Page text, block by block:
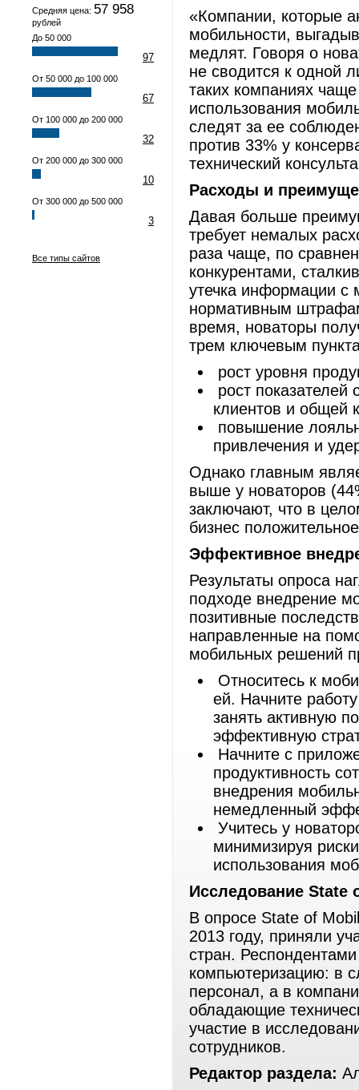
Средняя цена: 57 958
рублей
До 50 000
97
От 50 000 до 100 000
67
От 100 000 до 200 000
32
От 200 000 до 300 000
10
От 300 000 до 500 000
3
Все типы сайтов
«Компании, которые
мобильности,
медлят. Говоря о
не сводится к одной
таких компаниях
использования
следят за ее
против 33% у
технический
Расходы и
Давая больше
требует немалых
раза чаще, по
конкурентами,
утечка информации с
нормативным
время, новаторы
трем ключевым
рост уровня
рост показателей
клиентов и общей
повышение
привлечения и
Однако главным
выше у новаторов
заключают, что в
бизнес
Эффективное
Результаты опроса
подходе внедрение
позитивные
направленные на
мобильных решений
Относитесь к
ей. Начните
занять активную
эффективную
Начните с
продуктивность
внедрения
немедленный
Учитесь у
минимизируя
использования
Исследование State
В опросе State of
2013 году, приняли
стран.
компьютеризацию: в
персонал, а в
обладающие
участие в
сотрудников.
Редактор раздела: